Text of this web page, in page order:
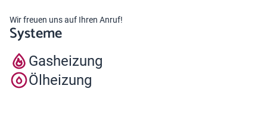
Wir freuen uns auf Ihren Anruf!
Systeme
Gasheizung
Ölheizung